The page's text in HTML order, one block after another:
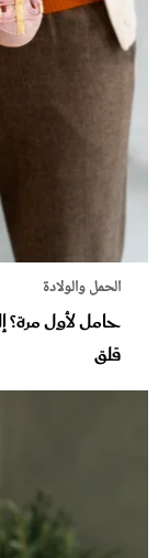
الحمل والولادة
حامل لأول
قلق